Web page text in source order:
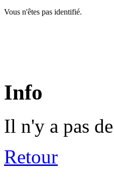
Vous n'êtes pas identifié.
Info
Il n'y a pas
Retour